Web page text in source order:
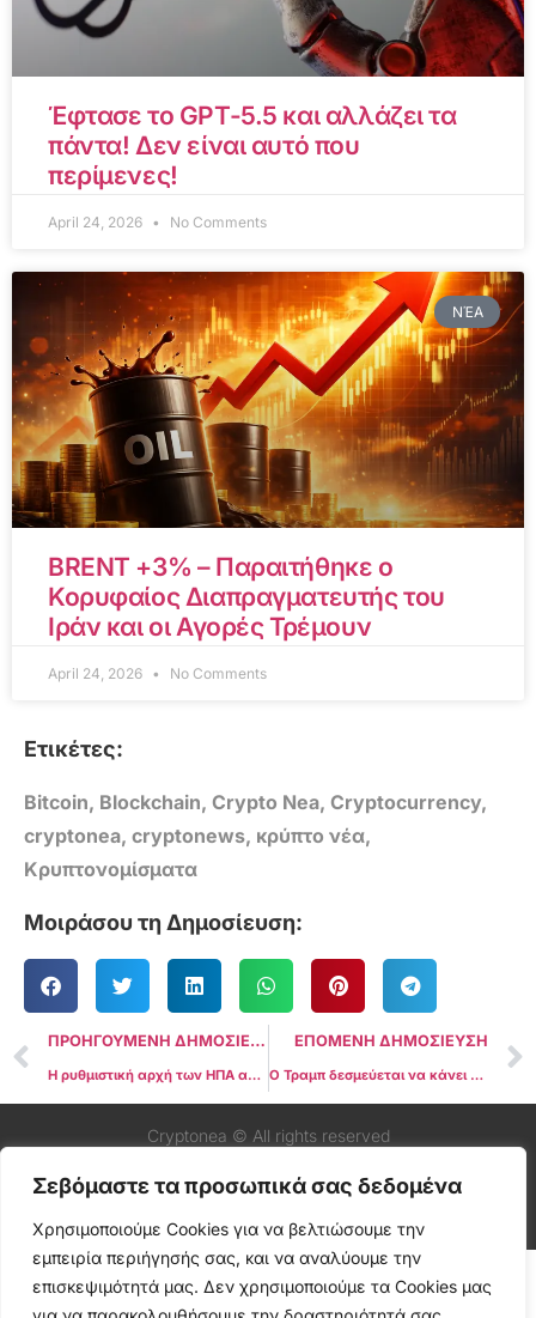
Σεβόμαστε τα προσωπικά σας δεδομένα
Χρησιμοποιούμε Cookies για να βελτιώσουμε την
εμπειρία περιήγησής σας, και να αναλύουμε την
επισκεψιμότητά μας. Δεν χρησιμοποιούμε τα Cookies μας
Έφτασε το GPT-5.5 και αλλάζει τα
πάντα! Δεν είναι αυτό που
περίμενες!
April 24, 2026 No Comments
ΝΈΑ
BRENT +3% – Παραιτήθηκε ο
Κορυφαίος Διαπραγματευτής του
Ιράν και οι Αγορές Τρέμουν
April 24, 2026 No Comments
Ετικέτες:
Bitcoin, Blockchain, Crypto Nea, Cryptocurrency,
cryptonea, cryptonews, κρύπτο νέα,
Κρυπτονομίσματα
Μοιράσου τη Δημοσίευση:
ΠΡΟΗΓΟΥΜΕΝΗ ΔΗΜΟΣΙΕΥΣΗ
Η ρυθμιστική αρχή των ΗΠΑ αναβάλλει για άλλη μια φορά την ετυμηγορία για το φιλικό προς το περιβάλλον Bitcoin ETF
ΕΠΟΜΕΝΗ ΔΗΜΟΣΙΕΥΣΗ
Ο Τραμπ δεσμεύεται να κάνει τις ΗΠΑ Crypto Hub, στρατολογεί τον Μασκ για κυβερνητική ομάδα εργασίας
Cryptonea © All rights reserved